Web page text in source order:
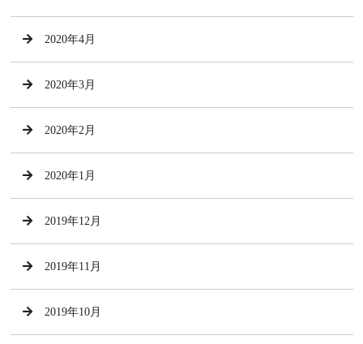
2020年4月
2020年3月
2020年2月
2020年1月
2019年12月
2019年11月
2019年10月